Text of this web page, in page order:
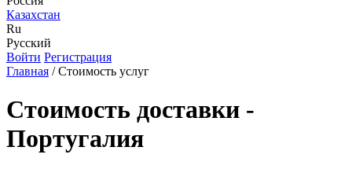
Казахстан
Ru
Русский
Войти Регистрация
Главная / Стоимость услуг
Стоимость доставки -
Португалия